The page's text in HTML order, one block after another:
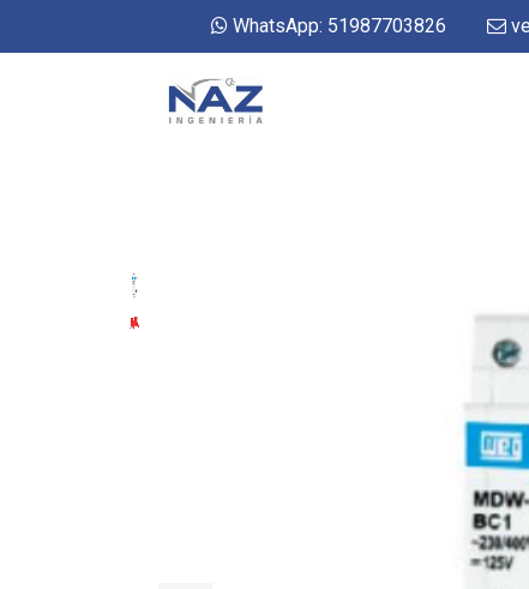
WhatsApp: 51987703826